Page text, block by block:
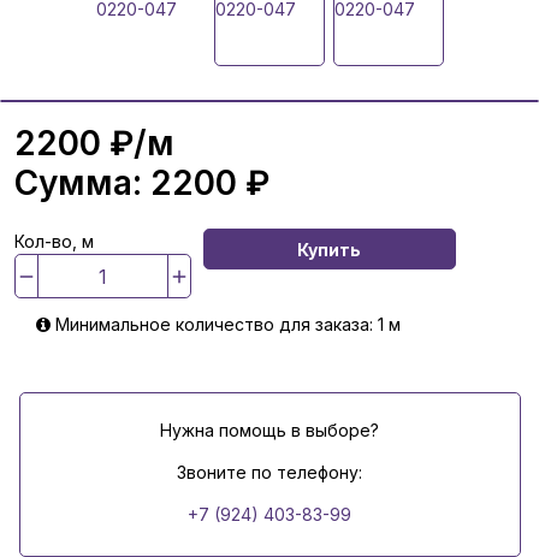
2200 ₽/м
Сумма: 2200 ₽
Кол-во, м Купить
Минимальное количество для заказа: 1 м
Нужна помощь в выборе?
Звоните по телефону:
+7 (924) 403-83-99